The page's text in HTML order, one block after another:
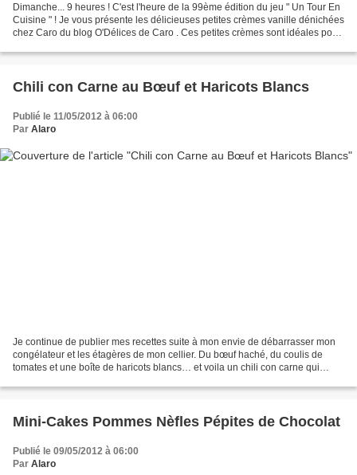
Dimanche... 9 heures ! C'est l'heure de la 99ème édition du jeu " Un Tour En
Cuisine " ! Je vous présente les délicieuses petites crèmes vanille dénichées
chez Caro du blog O'Délices de Caro . Ces petites crèmes sont idéales pour
Chili con Carne au Bœuf et Haricots Blancs
Publié le 11/05/2012 à 06:00
Par Alaro
Je continue de publier mes recettes suite à mon envie de débarrasser mon
congélateur et les étagères de mon cellier. Du bœuf haché, du coulis de
tomates et une boîte de haricots blancs… et voila un chili con carne qui
Mini-Cakes Pommes Nèfles Pépites de Chocolat
Publié le 09/05/2012 à 06:00
Par Alaro